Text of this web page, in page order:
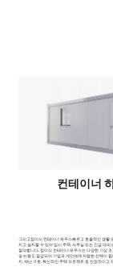
컨테이너
그리고접이식 컨테이너 하우스빠르고 효율적인 생활
치고 설치할 수 있어 임시 주택, 사무실 또는 긴급 대
절약합니다. 접이식 컨테이너 하우스는 다양한 기상
송 비용도 절감되어 기업과 개인에게 저렴한 선택이
치, 재난 구호, 혁신적인 주택 프로젝트 등 안정적이고